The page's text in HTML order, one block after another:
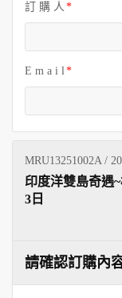
訂 購 人
E m a i l
MRU13251002A /
印度洋雙島奇遇
3日
請確認訂購內